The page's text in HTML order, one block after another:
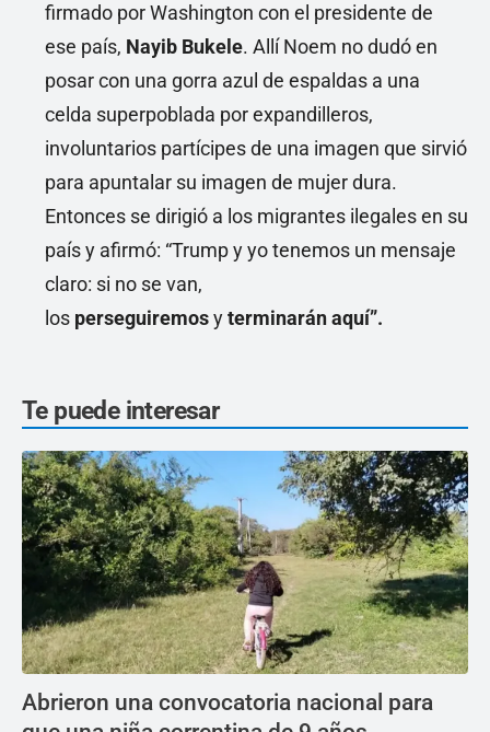
firmado por Washington con el presidente de
ese país, Nayib Bukele. Allí Noem no dudó en
posar con una gorra azul de espaldas a una
celda superpoblada por expandilleros,
involuntarios partícipes de una imagen que sirvió
para apuntalar su imagen de mujer dura.
Entonces se dirigió a los migrantes ilegales en su
país y afirmó: “Trump y yo tenemos un mensaje
claro: si no se van,
los perseguiremosyterminarán aquí”.
Te puede interesar
Abrieron una convocatoria nacional para